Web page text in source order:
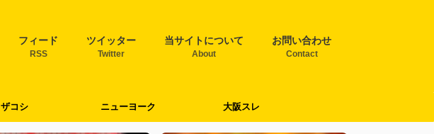
フィード
RSS
ツイッター
Twitter
当サイトについて
About
お問い合わせ
Contact
ザコシ ニューヨーク 大阪スレ